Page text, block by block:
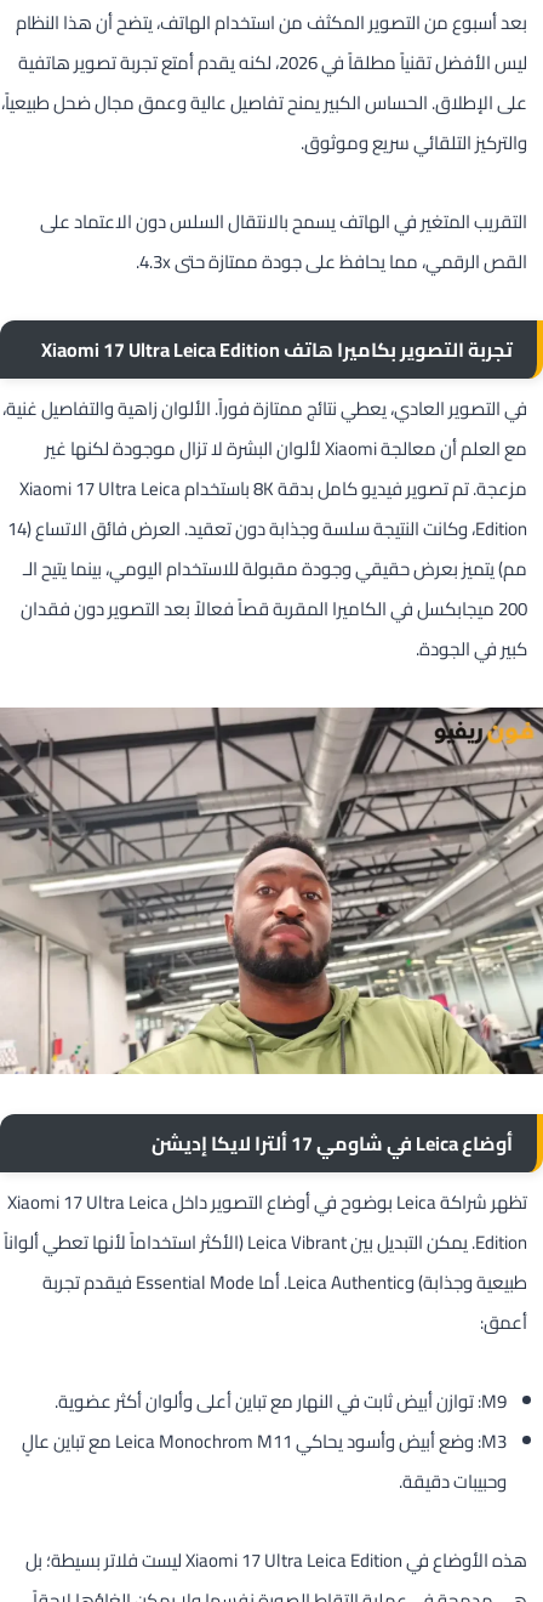
بعد أسبوع من التصوير المكثف من استخدام الهاتف، يتضح أن هذا النظام
ليس الأفضل تقنياً مطلقاً في 2026، لكنه يقدم أمتع تجربة تصوير هاتفية
على الإطلاق. الحساس الكبير يمنح تفاصيل عالية وعمق مجال ضحل طبيعياً،
والتركيز التلقائي سريع وموثوق.
التقريب المتغير في الهاتف يسمح بالانتقال السلس دون الاعتماد على
القص الرقمي، مما يحافظ على جودة ممتازة حتى 4.3x.
تجربة التصوير بكاميرا هاتف Xiaomi 17 Ultra Leica Edition
في التصوير العادي، يعطي نتائج ممتازة فوراً. الألوان زاهية والتفاصيل غنية،
مع العلم أن معالجة Xiaomi لألوان البشرة لا تزال موجودة لكنها غير
مزعجة. تم تصوير فيديو كامل بدقة 8K باستخدام Xiaomi 17 Ultra Leica
Edition، وكانت النتيجة سلسة وجذابة دون تعقيد. العرض فائق الاتساع (14
مم) يتميز بعرض حقيقي وجودة مقبولة للاستخدام اليومي، بينما يتيح الـ
200 ميجابكسل في الكاميرا المقربة قصاً فعالاً بعد التصوير دون فقدان
كبير في الجودة.
أوضاع Leica في شاومي 17 ألترا لايكا إديشن
تظهر شراكة Leica بوضوح في أوضاع التصوير داخل Xiaomi 17 Ultra Leica
Edition. يمكن التبديل بين Leica Vibrant (الأكثر استخداماً لأنها تعطي ألواناً
طبيعية وجذابة) وLeica Authentic. أما Essential Mode فيقدم تجربة
أعمق:
M9: توازن أبيض ثابت في النهار مع تباين أعلى وألوان أكثر عضوية.
M3: وضع أبيض وأسود يحاكي Leica Monochrom M11 مع تباين عالٍ
وحبيبات دقيقة.
هذه الأوضاع في Xiaomi 17 Ultra Leica Edition ليست فلاتر بسيطة؛ بل